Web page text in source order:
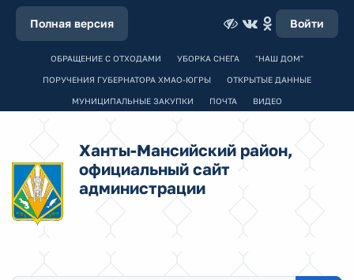
Полная версия Войти
ОБРАЩЕНИЕ С ОТХОДАМИ УБОРКА СНЕГА "НАШ ДОМ"
ПОРУЧЕНИЯ ГУБЕРНАТОРА ХМАО-ЮГРЫ ОТКРЫТЫЕ ДАННЫЕ
МУНИЦИПАЛЬНЫЕ ЗАКУПКИ ПОЧТА ВИДЕО
Ханты-Мансийский район,
официальный сайт
администрации